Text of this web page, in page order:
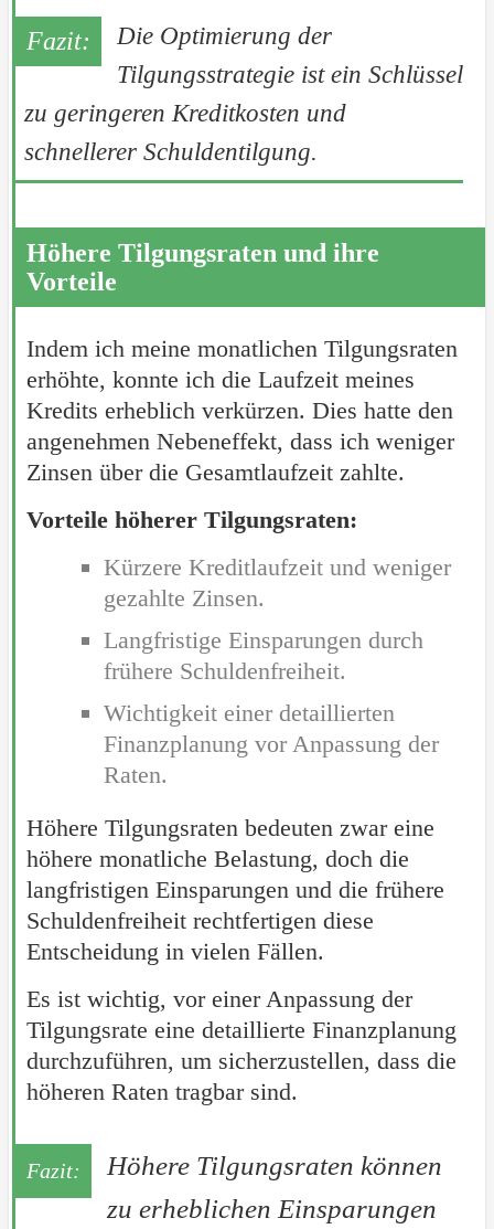
Die Optimierung der
Tilgungsstrategie ist ein Schlüssel
zu geringeren Kreditkosten und
schnellerer Schuldentilgung.
Höhere Tilgungsraten und ihre
Vorteile
Indem ich meine monatlichen Tilgungsraten
erhöhte, konnte ich die Laufzeit meines
Kredits erheblich verkürzen. Dies hatte den
angenehmen Nebeneffekt, dass ich weniger
Zinsen über die Gesamtlaufzeit zahlte.
Vorteile höherer Tilgungsraten:
Kürzere Kreditlaufzeit und weniger
gezahlte Zinsen.
Langfristige Einsparungen durch
frühere Schuldenfreiheit.
Wichtigkeit einer detaillierten
Finanzplanung vor Anpassung der
Raten.
Höhere Tilgungsraten bedeuten zwar eine
höhere monatliche Belastung, doch die
langfristigen Einsparungen und die frühere
Schuldenfreiheit rechtfertigen diese
Entscheidung in vielen Fällen.
Es ist wichtig, vor einer Anpassung der
Tilgungsrate eine detaillierte Finanzplanung
durchzuführen, um sicherzustellen, dass die
höheren Raten tragbar sind.
Höhere Tilgungsraten können
zu erheblichen Einsparungen